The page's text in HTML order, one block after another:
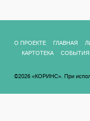
О ПРОЕКТЕ ГЛАВНАЯ
КАРТОТЕКА
СОБЫТИЯ
©2026 «КОРИНС». При